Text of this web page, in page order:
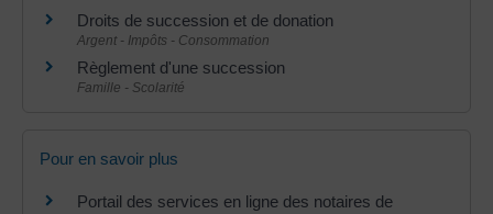
Droits de succession et de donation
Argent - Impôts - Consommation
Règlement d'une succession
Famille - Scolarité
Pour en savoir plus
Portail des services en ligne des notaires de